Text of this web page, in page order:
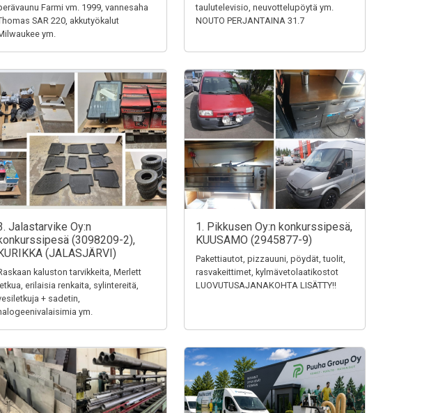
Farmi vm. 1999, vannesaha
SAR 220, akkutyökalut
ym.
taulutelevisio, neuvottelupöytä ym.
NOUTO PERJANTAINA 31.7
Jalastarvike Oy:n
(3098209-2),
(JALASJÄRVI)
kaluston tarvikkeita, Merlett
letkua, erilaisia renkaita, sylintereitä,
+ sadetin,
ym.
1. Pikkusen Oy:n konkurssipesä,
KUUSAMO (2945877-9)
Pakettiautot, pizzauuni, pöydät, tuolit,
rasvakeittimet, kylmävetolaatikostot
LUOVUTUSAJANAKOHTA LISÄTTY!!